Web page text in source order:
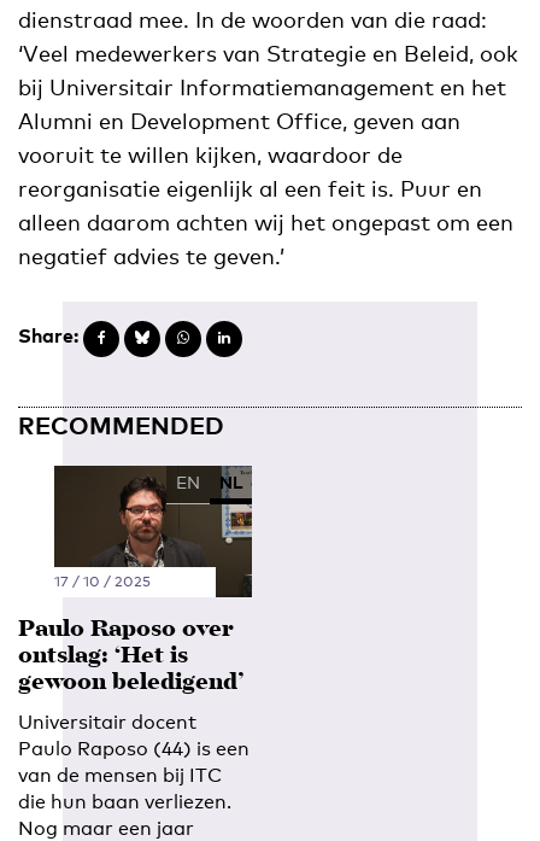
dienstraad mee. In de woorden van die raad:
‘Veel medewerkers van Strategie en Beleid, ook
bij Universitair Informatiemanagement en het
Alumni en Development Office, geven aan
vooruit te willen kijken, waardoor de
reorganisatie eigenlijk al een feit is. Puur en
alleen daarom achten wij het ongepast om een
negatief advies te geven.’
Share:
RECOMMENDED
EN NL
17 / 10 / 2025
Paulo Raposo over
ontslag: ‘Het is
gewoon beledigend’
Universitair docent
Paulo Raposo (44) is een
van de mensen bij ITC
die hun baan verliezen.
Nog maar een jaar